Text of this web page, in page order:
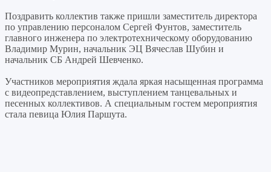
Поздравить коллектив также пришли заместитель директора
по управлению персоналом Сергей Фунтов, заместитель
главного инженера по электротехническому оборудованию
Владимир Мурин, начальник ЭЦ Вячеслав Шубин и
начальник СБ Андрей Шевченко.
Участников мероприятия ждала яркая насыщенная программа
с видеопредставлением, выступлением танцевальных и
песенных коллективов. А специальным гостем мероприятия
стала певица Юлия Паршута.